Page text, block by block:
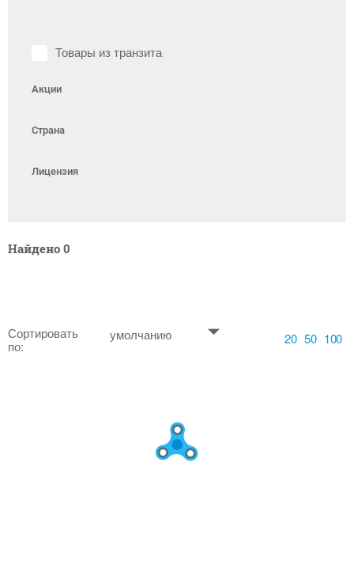
Товары из транзита
Акции
Страна
Лицензия
Найдено 0
Сортировать
по:
умолчанию 20 50 100